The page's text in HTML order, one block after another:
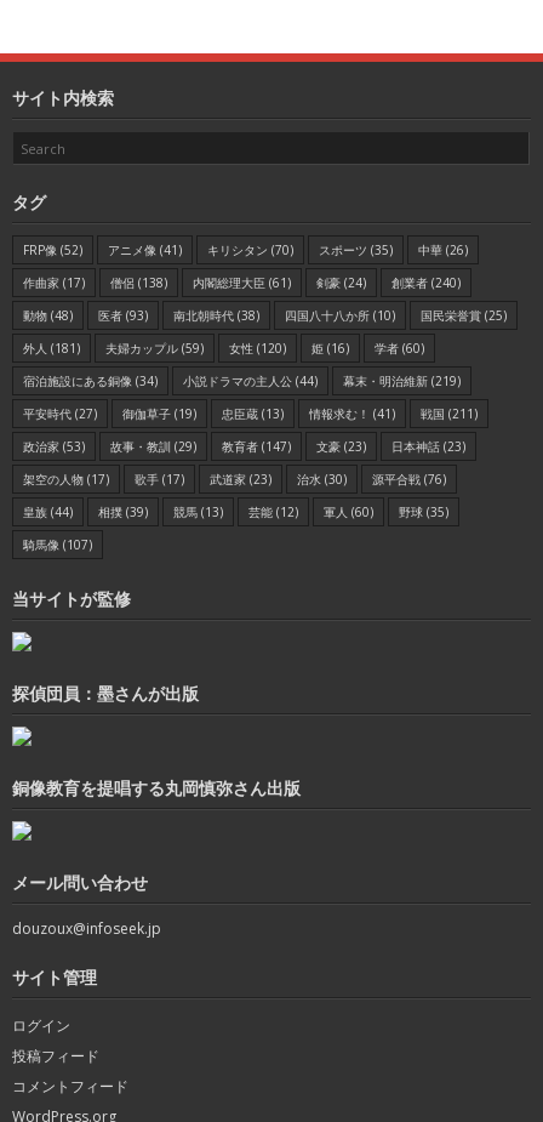
サイト内検索
タグ
FRP像 (52) アニメ像 (41) キリシタン (70) スポーツ (35) 中華 (26)
作曲家 (17) 僧侶 (138) 内閣総理大臣 (61) 剣豪 (24) 創業者 (240)
動物 (48) 医者 (93) 南北朝時代 (38) 四国八十八か所 (10) 国民栄誉賞 (25)
外人 (181) 夫婦カップル (59) 女性 (120) 姫 (16) 学者 (60)
宿泊施設にある銅像 (34) 小説ドラマの主人公 (44) 幕末・明治維新 (219)
平安時代 (27) 御伽草子 (19) 忠臣蔵 (13) 情報求む！ (41) 戦国 (211)
政治家 (53) 故事・教訓 (29) 教育者 (147) 文豪 (23) 日本神話 (23)
架空の人物 (17) 歌手 (17) 武道家 (23) 治水 (30) 源平合戦 (76)
皇族 (44) 相撲 (39) 競馬 (13) 芸能 (12) 軍人 (60) 野球 (35)
騎馬像 (107)
当サイトが監修
探偵団員：墨さんが出版
銅像教育を提唱する丸岡慎弥さん出版
メール問い合わせ
douzoux@infoseek.jp
サイト管理
ログイン
投稿フィード
コメントフィード
WordPress.org